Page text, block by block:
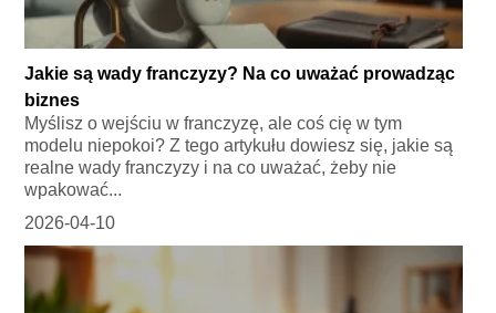
Jakie są wady franczyzy? Na co uważać prowadząc
biznes
Myślisz o wejściu w franczyzę, ale coś cię w tym
modelu niepokoi? Z tego artykułu dowiesz się, jakie są
realne wady franczyzy i na co uważać, żeby nie
wpakować...
2026-04-10